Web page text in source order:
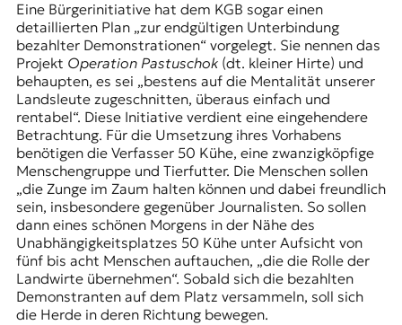
Eine Bürgerinitiative hat dem KGB sogar einen
detaillierten Plan „zur endgültigen Unterbindung
bezahlter Demonstrationen“ vorgelegt. Sie nennen das
Projekt Operation Pastuschok(dt. kleiner Hirte) und
behaupten, es sei „bestens auf die Mentalität unserer
Landsleute zugeschnitten, überaus einfach und
rentabel“. Diese Initiative verdient eine eingehendere
Betrachtung. Für die Umsetzung ihres Vorhabens
benötigen die Verfasser 50 Kühe, eine zwanzigköpfige
Menschengruppe und Tierfutter. Die Menschen sollen
„die Zunge im Zaum halten können und dabei freundlich
sein, insbesondere gegenüber Journalisten. So sollen
dann eines schönen Morgens in der Nähe des
Unabhängigkeitsplatzes 50 Kühe unter Aufsicht von
fünf bis acht Menschen auftauchen, „die die Rolle der
Landwirte übernehmen“. Sobald sich die bezahlten
Demonstranten auf dem Platz versammeln, soll sich
die Herde in deren Richtung bewegen.